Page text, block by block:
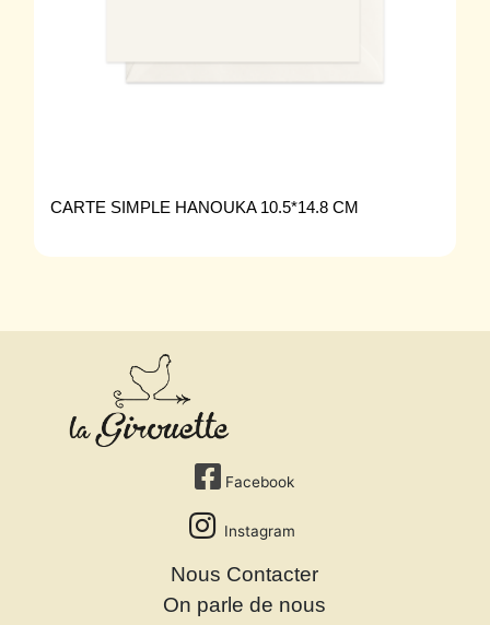
CARTE SIMPLE HANOUKA 10.5*14.8 CM
Facebook
Instagram
Nous Contacter
On parle de nous